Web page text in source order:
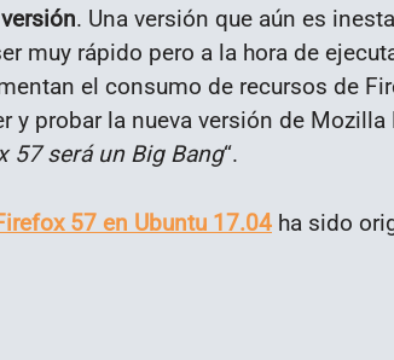
. Una versión que aún es
muy rápido pero a la hora de
el consumo de recursos de
y probar la nueva versión de
57 será un Big Bang“.
57 en Ubuntu 17.04 ha sido